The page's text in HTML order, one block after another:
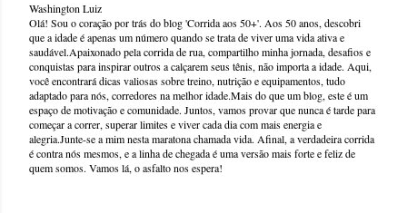
Washington Luiz
Olá! Sou o coração por trás do blog 'Corrida aos 50+'. Aos 50 anos, descobri
que a idade é apenas um número quando se trata de viver uma vida ativa e
saudável.Apaixonado pela corrida de rua, compartilho minha jornada, desafios e
conquistas para inspirar outros a calçarem seus tênis, não importa a idade. Aqui,
você encontrará dicas valiosas sobre treino, nutrição e equipamentos, tudo
adaptado para nós, corredores na melhor idade.Mais do que um blog, este é um
espaço de motivação e comunidade. Juntos, vamos provar que nunca é tarde para
começar a correr, superar limites e viver cada dia com mais energia e
alegria.Junte-se a mim nesta maratona chamada vida. Afinal, a verdadeira corrida
é contra nós mesmos, e a linha de chegada é uma versão mais forte e feliz de
quem somos. Vamos lá, o asfalto nos espera!